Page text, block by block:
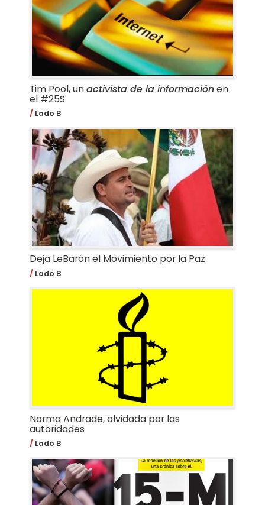
Tim Pool, unactivista de la informaciónen
el #25S
Lado B
Deja LeBarón el Movimiento por la Paz
Lado B
Norma Andrade, olvidada por las
autoridades
Lado B